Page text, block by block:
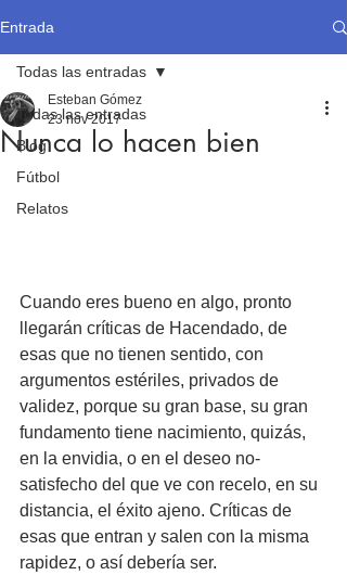
Entrada
Todas las entradas
Blog
Fútbol
Relatos
Todas las entradas
Nunca lo hacen bien
Esteban Gómez
23 nov 2017
Cuando eres bueno en algo, pronto
llegarán críticas de Hacendado, de
esas que no tienen sentido, con
argumentos estériles, privados de
validez, porque su gran base, su gran
fundamento tiene nacimiento, quizás,
en la envidia, o en el deseo no-
satisfecho del que ve con recelo, en su
distancia, el éxito ajeno. Críticas de
esas que entran y salen con la misma
rapidez, o así debería ser.